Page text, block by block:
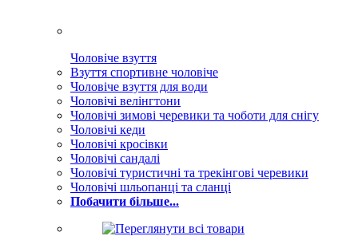
Чоловіче взуття
Взуття спортивне чоловіче
Чоловіче взуття для води
Чоловічі велінгтони
Чоловічі зимові черевики та чоботи для снігу
Чоловічі кеди
Чоловічі кросівки
Чоловічі сандалі
Чоловічі туристичні та трекінгові черевики
Чоловічі шльопанці та сланці
Побачити більше...